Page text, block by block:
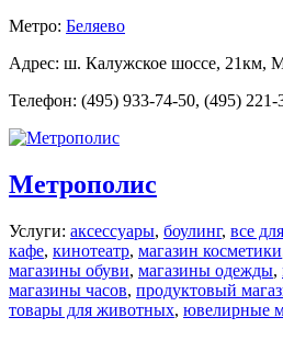
Метро: Беляево
Адрес: ш. Калужское шоссе, 21км,
Телефон: (495) 933-74-50, (495) 221-
Метрополис
Услуги: аксессуары, боулинг, все
кафе, кинотеатр, магазин косметики
магазины обуви, магазины одежды,
магазины часов, продуктовый
товары для животных, ювелирные